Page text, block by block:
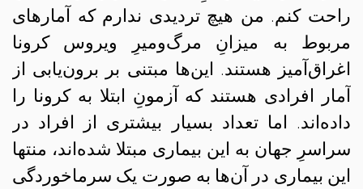
راحت‌ کنم. من هیچ تردیدی ندارم که آمارهای
مربوط به میزانِ مرگ‌و‌میرِ ویروس کرونا
اغراق‌آمیز هستند. این‌ها مبتنی بر برون‌یابی از
آمار افرادی هستند که آزمونِ ابتلا به کرونا را
داده‌اند. اما تعداد بسیار بیشتری از افراد در
سراسرِ جهان به این بیماری مبتلا شده‌اند، منتها
این بیماری در آن‌ها به صورت یک سرما‌خوردگی